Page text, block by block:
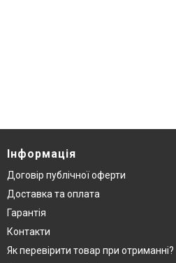
Інформація
Договір публічної оферти
Доставка та оплата
Гарантія
Контакти
Як перевірити товар при отриманні?